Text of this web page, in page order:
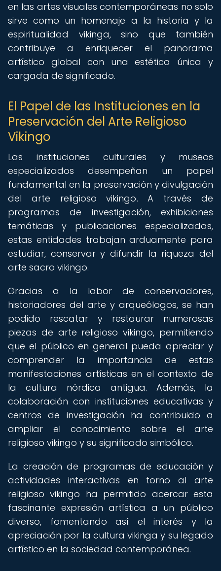
en las artes visuales contemporáneas no solo
sirve como un homenaje a la historia y la
espiritualidad vikinga, sino que también
contribuye a enriquecer el panorama
artístico global con una estética única y
cargada de significado.
El Papel de las Instituciones en la
Preservación del Arte Religioso
Vikingo
Las instituciones culturales y museos
especializados desempeñan un papel
fundamental en la preservación y divulgación
del arte religioso vikingo. A través de
programas de investigación, exhibiciones
temáticas y publicaciones especializadas,
estas entidades trabajan arduamente para
estudiar, conservar y difundir la riqueza del
arte sacro vikingo.
Gracias a la labor de conservadores,
historiadores del arte y arqueólogos, se han
podido rescatar y restaurar numerosas
piezas de arte religioso vikingo, permitiendo
que el público en general pueda apreciar y
comprender la importancia de estas
manifestaciones artísticas en el contexto de
la cultura nórdica antigua. Además, la
colaboración con instituciones educativas y
centros de investigación ha contribuido a
ampliar el conocimiento sobre el arte
religioso vikingo y su significado simbólico.
La creación de programas de educación y
actividades interactivas en torno al arte
religioso vikingo ha permitido acercar esta
fascinante expresión artística a un público
diverso, fomentando así el interés y la
apreciación por la cultura vikinga y su legado
artístico en la sociedad contemporánea.